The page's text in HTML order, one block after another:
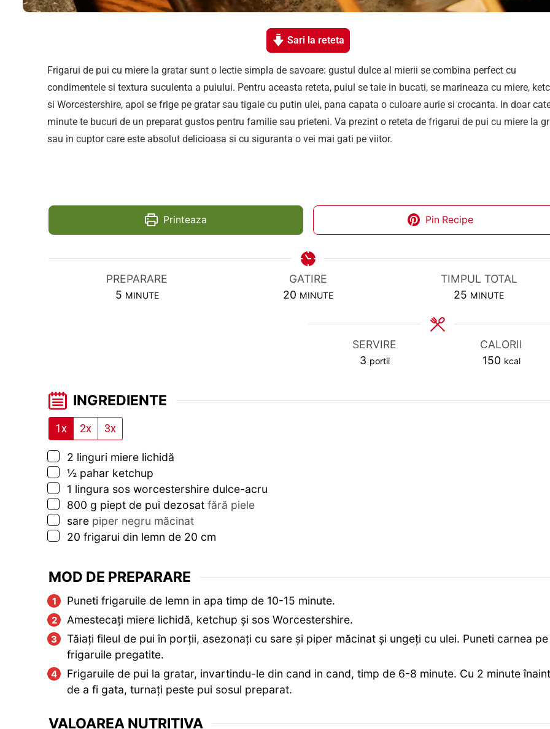
Sari la reteta
Frigarui de pui cu miere la gratar sunt o lectie simpla de savoare: gustul dulce al mierii se combina perfect cu
condimentele si textura suculenta a puiului. Pentru aceasta reteta, puiul se taie in bucati, se marineaza cu miere,
si Worcestershire, apoi se frige pe gratar sau tigaie cu putin ulei, pana capata o culoare aurie si crocanta. In doar
minute te bucuri de un preparat gustos pentru familie sau prieteni. Va prezint o reteta de frigarui de pui cu miere la
sau in cuptor care este absolut delicioasa si cu siguranta o vei mai gati pe viitor.
Printeaza Pin Recipe
PREPARARE
5MINUTES
MINUTE
GATIRE
20MINUTES
MINUTE
TIMPUL TOTAL
25 MINUTES
MINUTE
SERVIRE
3 portii
CALORII
150 kcal
INGREDIENTE
1x 2x 3x
▢
2 linguri miere lichidă
▢
½ pahar ketchup
▢
1 lingura sos worcestershire dulce-acru
▢
800 g piept de pui dezosat fără piele
▢
sare piper negru măcinat
▢
20 frigarui din lemn de 20 cm
MOD DE PREPARARE
Puneti frigaruile de lemn in apa timp de 10-15 minute.
Amestecați miere lichidă, ketchup și sos Worcestershire.
Tăiați fileul de pui în porții, asezonați cu sare și piper măcinat și ungeți cu ulei. Puneti carnea pe
frigaruile pregatite.
Frigaruile de pui la gratar, invartindu-le din cand in cand, timp de 6-8 minute. Cu 2 minute
de a fi gata, turnați peste pui sosul preparat.
VALOAREA NUTRITIVA